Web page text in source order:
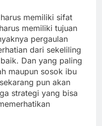
memiliki sifat
memiliki tujuan
pergaulan
dari sekeliling
Dan yang paling
maupun sosok ibu
pun akan
strategi yang bisa